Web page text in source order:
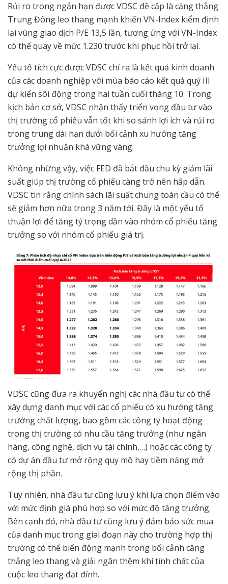
Rủi ro trong ngắn hạn được VDSC đề cập là căng thẳng
Trung Đông leo thang mạnh khiến VN-Index kiểm định
lại vùng giao dịch P/E 13,5 lần, tương ứng với VN-Index
có thể quay về mức 1.230 trước khi phục hồi trở lại.
Yếu tố tích cực được VDSC chỉ ra là kết quả kinh doanh
của các doanh nghiệp với mùa báo cáo kết quả quý III
dự kiến sôi động trong hai tuần cuối tháng 10. Trong
kịch bản cơ sở, VDSC nhận thấy triển vọng đầu tư vào
thị trường cổ phiếu vẫn tốt khi so sánh lợi ích và rủi ro
trong trung dài hạn dưới bối cảnh xu hướng tăng
trưởng lợi nhuận khá vững vàng.
Không những vậy, việc FED đã bắt đầu chu kỳ giảm lãi
suất giúp thị trường cổ phiếu càng trở nên hấp dẫn.
VDSC tin rằng chính sách lãi suất chung toàn cầu có thể
sẽ giảm hơn nữa trong 3 năm tới. Đây là một yếu tố
thuận lợi để tăng tỷ trọng dần vào nhóm cổ phiếu tăng
trưởng so với nhóm cổ phiếu giá trị.
VDSC cũng đưa ra khuyến nghị các nhà đầu tư có thể
xây dựng danh mục với các cổ phiếu có xu hướng tăng
trưởng chất lượng, bao gồm các công ty hoạt động
trong thị trường có nhu cầu tăng trưởng (như ngân
hàng, công nghệ, dịch vụ tài chính,…) hoặc các công ty
có dự án đầu tư mở rộng quy mô hay tiềm năng mở
rộng thị phần.
Tuy nhiên, nhà đầu tư cũng lưu ý khi lựa chọn điểm vào
với mức định giá phù hợp so với mức độ tăng trưởng.
Bên cạnh đó, nhà đầu tư cũng lưu ý đảm bảo sức mua
của danh mục trong giai đoạn này cho trường hợp thị
trường có thể biến động mạnh trong bối cảnh căng
thẳng leo thang và giải ngân thêm khi tính chất của
cuộc leo thang đạt đỉnh.